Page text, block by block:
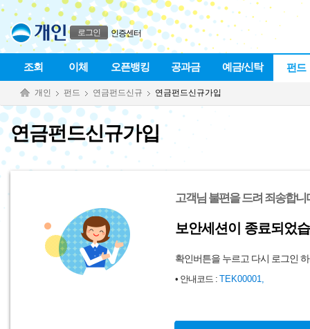
본문으로 바로가기
푸터 바로가기
로그인 인증센터
조회 이체 오픈뱅킹 공과금 예금/신탁 펀드
개인 펀드 연금펀드신규 연금펀드신규가입
연금펀드신규가입
고객님 불편을 드려 죄송합니
보안세션이 종료되었
확인버튼을 누르고 다시 로그인
• 안내코드 : TEK00001,